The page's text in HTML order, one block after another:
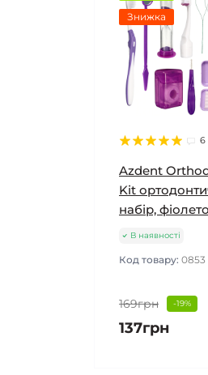
Знижка
6
Azdent
Kit
набір,
В наявності
Код товару: 0853
169грн -19%
137грн